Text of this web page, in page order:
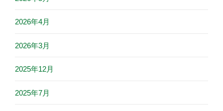
2026年4月
2026年3月
2025年12月
2025年7月